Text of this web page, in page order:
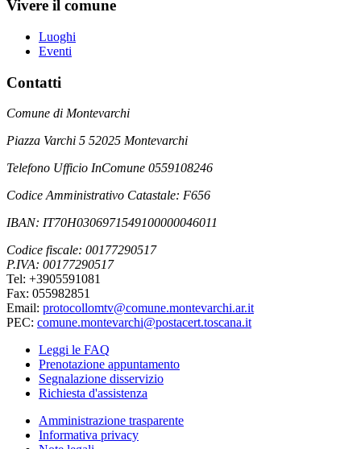
Vivere il comune
Luoghi
Eventi
Contatti
Comune di Montevarchi
Piazza Varchi 5 52025 Montevarchi
Telefono Ufficio InComune 0559108246
Codice Amministrativo Catastale: F656
IBAN: IT70H0306971549100000046011
Codice fiscale: 00177290517
P.IVA: 00177290517
Tel: +3905591081
Fax: 055982851
Email: protocollomtv@comune.montevarchi.ar.it
PEC: comune.montevarchi@postacert.toscana.it
Leggi le FAQ
Prenotazione appuntamento
Segnalazione disservizio
Richiesta d'assistenza
Amministrazione trasparente
Informativa privacy